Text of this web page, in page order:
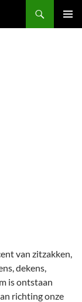
van zitzakken,
dekens,
is ontstaan
richting onze